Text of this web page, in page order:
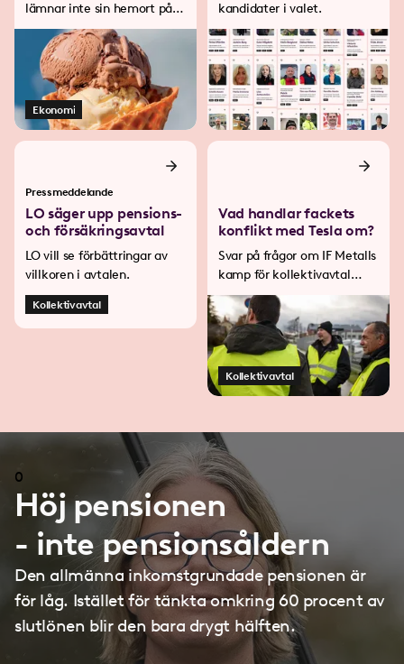
lämnar inte sin hemort på
hela sommaren...
Ekonomi
Pressmeddelande
LO säger upp pensions-
och försäkringsavtal
LO vill se förbättringar av
villkoren i avtalen.
Kollektivavtal
kandidater i valet.
Vad handlar fackets
konflikt med Tesla om?
Svar på frågor om IF Metalls
kamp för kollektivavtal
med Tesla.
Kollektivavtal
0
Höj pensionen
- intepensionsåldern
Den allmänna inkomstgrundade pensionen är
för låg. Istället för tänkta omkring 60 procent av
slutlönen blir den bara drygt hälften.